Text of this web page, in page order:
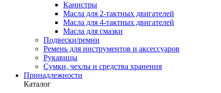
Канистры
Масла для 2-тактных двигателей
Масла для 4-тактных двигателей
Масла для смазки
Подвески/ремни
Ремень для инструментов и аксессуаров
Рукавицы
Сумки, чехлы и средства хранения
Принадлежности
Каталог